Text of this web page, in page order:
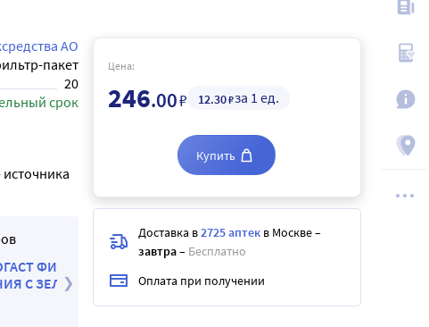
АО
пакет
20
срок
ФИТОЧАЙ ДЛЯ УЛУЧШЕНИЯ ПИЩЕВАРЕНИЯ С
738.00₽984.00₽
Цена:
246.00₽ 12.30₽за 1 ед.
Купить
Доставка в2725 аптек в Москве–
завтра– Бесплатно
Оплата при получении